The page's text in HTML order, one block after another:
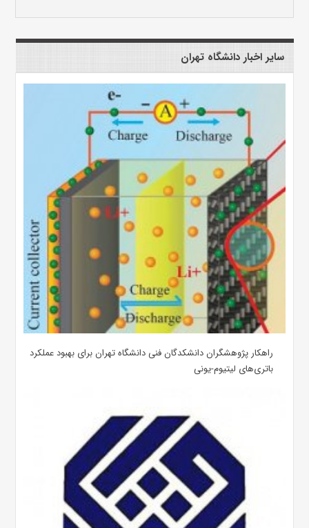
سایر اخبار دانشگاه تهران
راهکار پژوهشگران دانشکدگان فنی دانشگاه تهران برای بهبود عملکرد
باتری‌های لیتیوم-یونی